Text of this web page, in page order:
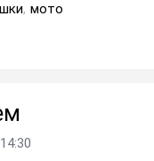
, мото